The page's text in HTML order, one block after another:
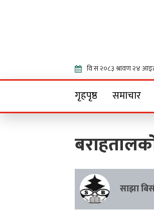
गृहपृष्ठ समाचार
साझा